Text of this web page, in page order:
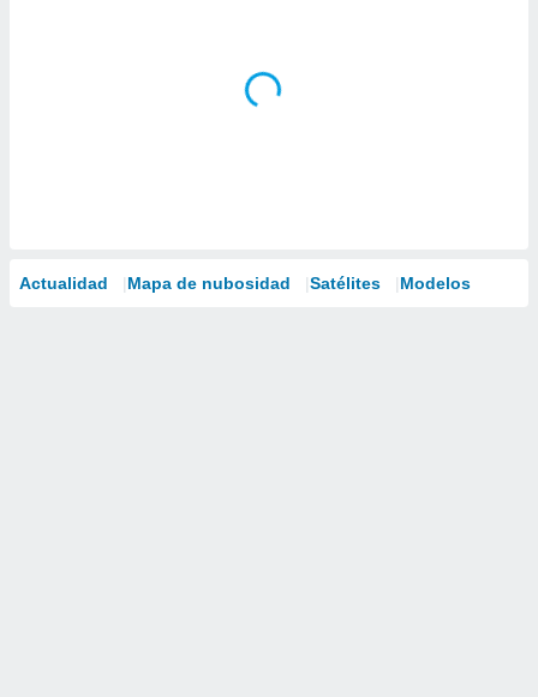
Actualidad Mapa de nubosidad Satélites Modelos